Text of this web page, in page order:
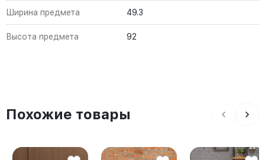
Ширина предмета 49.3
Высота предмета 92
Похожие товары